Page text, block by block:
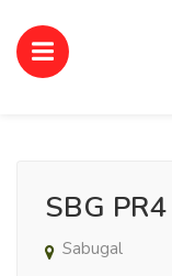
SBG
Sabugal